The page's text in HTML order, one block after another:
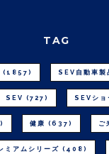
TAG
(1857) SEV自動車製
SEV (727) SEVショ
健康 (637) ご
ミアムシリーズ (408)